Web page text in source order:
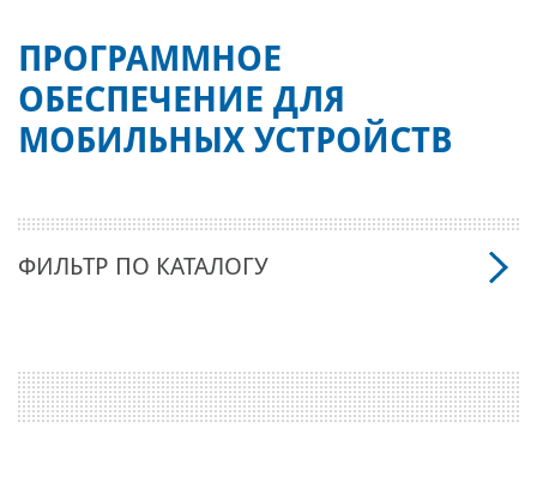
ПРОГРАММНОЕ
ОБЕСПЕЧЕНИЕ ДЛЯ
МОБИЛЬНЫХ УСТРОЙСТВ
ФИЛЬТР ПО КАТАЛОГУ